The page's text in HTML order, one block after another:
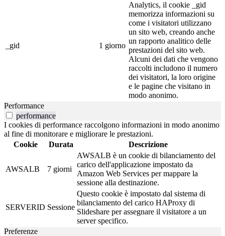
_gid 1 giorno
Analytics, il cookie _gid
memorizza informazioni su
come i visitatori utilizzano
un sito web, creando anche
un rapporto analitico delle
prestazioni del sito web.
Alcuni dei dati che vengono
raccolti includono il numero
dei visitatori, la loro origine
e le pagine che visitano in
modo anonimo.
Performance
performance
I cookies di performance raccolgono informazioni in modo anonimo
al fine di monitorare e migliorare le prestazioni.
Cookie
Durata Descrizione
AWSALB 7 giorni
AWSALB è un cookie di bilanciamento del
carico dell'applicazione impostato da
Amazon Web Services per mappare la
sessione alla destinazione.
SERVERID Sessione
Questo cookie è impostato dal sistema di
bilanciamento del carico HAProxy di
Slideshare per assegnare il visitatore a un
server specifico.
Preferenze